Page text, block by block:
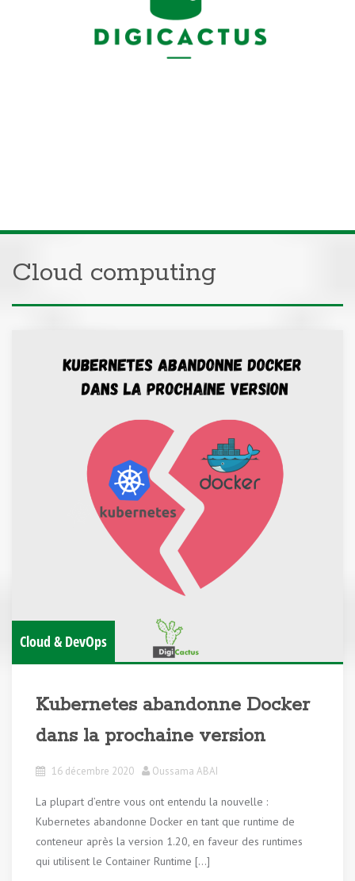
Cloud computing
Cloud & DevOps
Kubernetes abandonne Docker
dans la prochaine version
16 décembre 2020 Oussama ABAI
La plupart d’entre vous ont entendu la nouvelle :
Kubernetes abandonne Docker en tant que runtime de
conteneur après la version 1.20, en faveur des runtimes
qui utilisent le Container Runtime […]